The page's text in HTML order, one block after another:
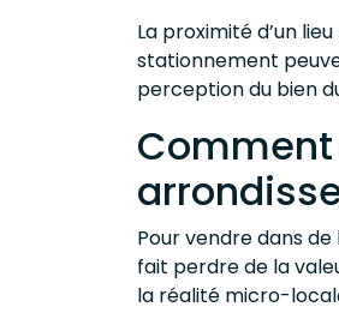
La proximité d’un
stationnement
perception du bien
Pour vendre dans
fait perdre de la
la réalité micro-